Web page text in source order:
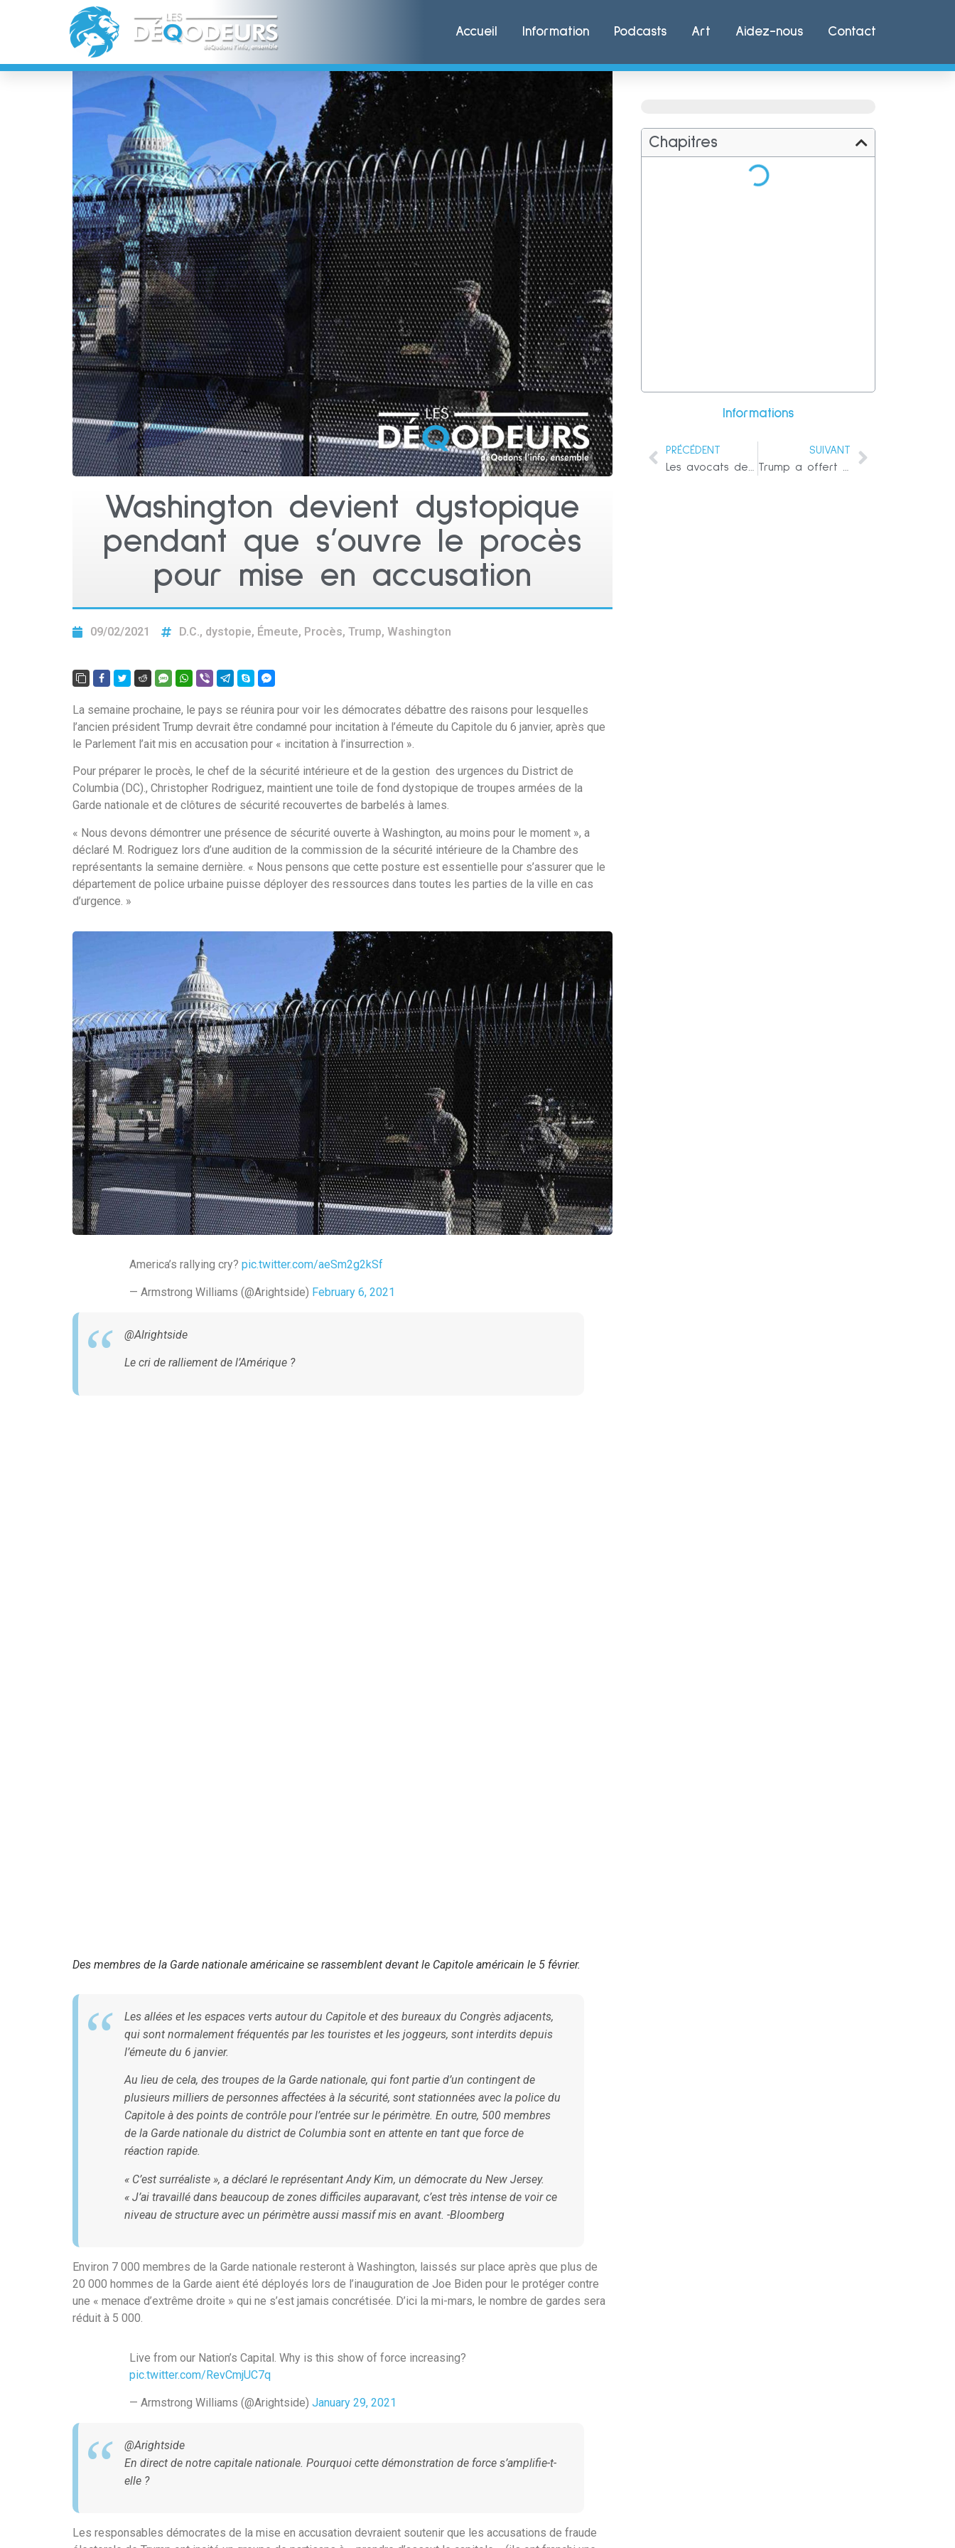
Accueil Information Podcasts Art Aidez-nous Contact
Washington devient dystopique
pendant que s’ouvre le procès
pour mise en accusation
09/02/2021 D.C., dystopie, Émeute, Procès, Trump, Washington
La semaine prochaine, le pays se réunira pour voir les démocrates débattre des raisons pour lesquelles
l’ancien président Trump devrait être condamné pour incitation à l’émeute du Capitole du 6 janvier, après que
le Parlement l’ait mis en accusation pour « incitation à l’insurrection ».
Pour préparer le procès, le chef de la sécurité intérieure et de la gestion des urgences du District de
Columbia (DC)., Christopher Rodriguez, maintient une toile de fond dystopique de troupes armées de la
Garde nationale et de clôtures de sécurité recouvertes de barbelés à lames.
« Nous devons démontrer une présence de sécurité ouverte à Washington, au moins pour le moment », a
déclaré M. Rodriguez lors d’une audition de la commission de la sécurité intérieure de la Chambre des
représentants la semaine dernière. « Nous pensons que cette posture est essentielle pour s’assurer que le
département de police urbaine puisse déployer des ressources dans toutes les parties de la ville en cas
d’urgence. »
America’s rallying cry? pic.twitter.com/aeSm2g2kSf
— Armstrong Williams (@Arightside) February 6, 2021
@Alrightside
Le cri de ralliement de l’Amérique ?
Des membres de la Garde nationale américaine se rassemblent devant le Capitole américain le 5 février.
Les allées et les espaces verts autour du Capitole et des bureaux du Congrès adjacents,
qui sont normalement fréquentés par les touristes et les joggeurs, sont interdits depuis
l’émeute du 6 janvier.
Au lieu de cela, des troupes de la Garde nationale, qui font partie d’un contingent de
plusieurs milliers de personnes affectées à la sécurité, sont stationnées avec la police du
Capitole à des points de contrôle pour l’entrée sur le périmètre. En outre, 500 membres
de la Garde nationale du district de Columbia sont en attente en tant que force de
réaction rapide.
« C’est surréaliste », a déclaré le représentant Andy Kim, un démocrate du New Jersey.
« J’ai travaillé dans beaucoup de zones difficiles auparavant, c’est très intense de voir ce
niveau de structure avec un périmètre aussi massif mis en avant. -Bloomberg
Environ 7 000 membres de la Garde nationale resteront à Washington, laissés sur place après que plus de
20 000 hommes de la Garde aient été déployés lors de l’inauguration de Joe Biden pour le protéger contre
une « menace d’extrême droite » qui ne s’est jamais concrétisée. D’ici la mi-mars, le nombre de gardes sera
réduit à 5 000.
Live from our Nation’s Capital. Why is this show of force increasing?
pic.twitter.com/RevCmjUC7q
— Armstrong Williams (@Arightside) January 29, 2021
@Arightside
En direct de notre capitale nationale. Pourquoi cette démonstration de force s’amplifie-t-
elle ?
Les responsables démocrates de la mise en accusation devraient soutenir que les accusations de fraude
Chapitres
Informations
PRÉCÉDENT
SUIVANT